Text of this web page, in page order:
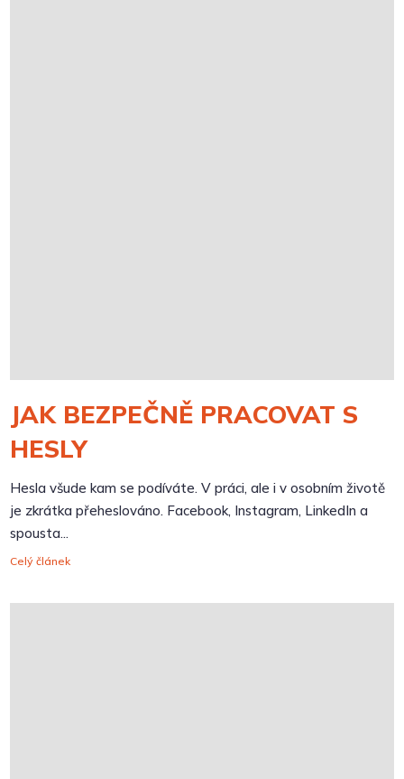
JAK BEZPEČNĚ PRACOVAT S
HESLY
Hesla všude kam se podíváte. V práci, ale i v osobním životě
je zkrátka přeheslováno. Facebook, Instagram, LinkedIn a
spousta...
Celý článek